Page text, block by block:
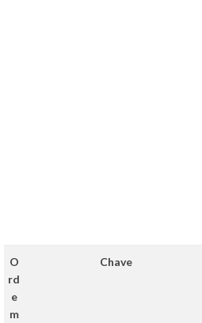
O
rd
e
m
Chave